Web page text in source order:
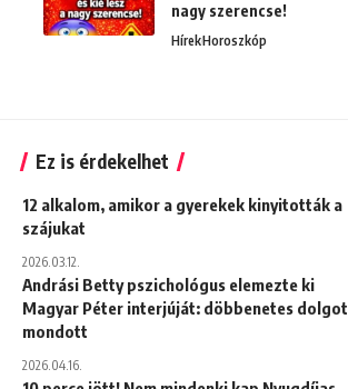
nagy szerencse!
HírekHoroszkóp
Ez is érdekelhet
12 alkalom, amikor a gyerekek kinyitották a
szájukat
2026.03.12.
Andrási Betty pszichológus elemezte ki
Magyar Péter interjúját: döbbenetes dolgot
mondott
2026.04.16.